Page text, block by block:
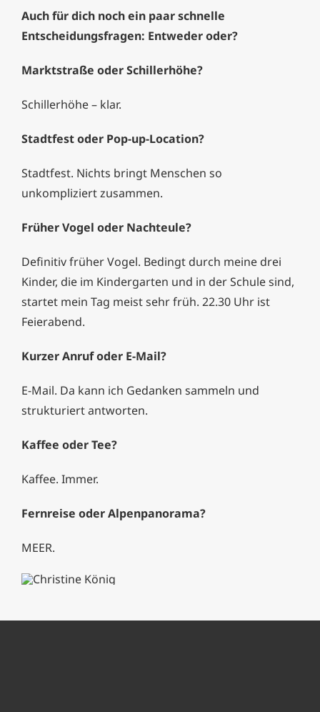
Auch für dich noch ein paar schnelle
Entscheidungsfragen: Entweder oder?
Marktstraße oder Schillerhöhe?
Schillerhöhe – klar.
Stadtfest oder Pop-up-Location?
Stadtfest. Nichts bringt Menschen so
unkompliziert zusammen.
Früher Vogel oder Nachteule?
Definitiv früher Vogel. Bedingt durch meine drei
Kinder, die im Kindergarten und in der Schule sind,
startet mein Tag meist sehr früh. 22.30 Uhr ist
Feierabend.
Kurzer Anruf oder E-Mail?
E-Mail. Da kann ich Gedanken sammeln und
strukturiert antworten.
Kaffee oder Tee?
Kaffee. Immer.
Fernreise oder Alpenpanorama?
MEER.